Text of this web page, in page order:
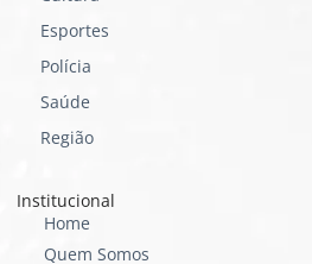
Esportes
Polícia
Saúde
Região
Institucional
Home
Quem Somos